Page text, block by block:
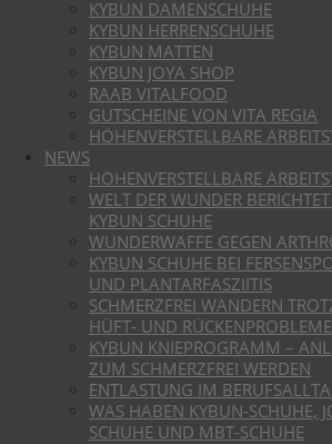
KYBUN DAMENSCHUHE
KYBUN HERRENSCHUHE
KYBUN MATTEN
KYBUN JOYA SHOP
RAAB VITALFOOD
GUTSCHEINE VON VITA REGIA
HÖHENVERSTELLBARE
NEWS
HÖHENVERSTELLBARE
WELT DER WUNDER
KYBUN SCHUHE
WUNDERWAFFE GEGEN
KYBUN SCHUHE BEI
UND PLANTARFASZIITIS
SCHMERZFREI WANDERN
HÜFT- UND
KYBUN KNIEPROGRAMM –
ZUM SCHMERZFREI WERDEN
ENTLASTUNG IM
WAS HABEN KYBUN-SCHUHE,
SCHUHE UND MBT-SCHUHE